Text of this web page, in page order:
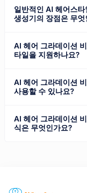
일반적인 AI 헤어스
생성기의 장점은 무엇
AI 헤어 그라데이션
타일을 지원하나요?
AI 헤어 그라데이션
사용할 수 있나요?
AI 헤어 그라데이션
식은 무엇인가요?